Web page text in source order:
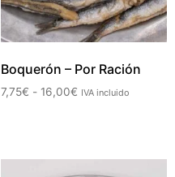
Boquerón – Por Ración
7,75€ - 16,00€ IVA incluido